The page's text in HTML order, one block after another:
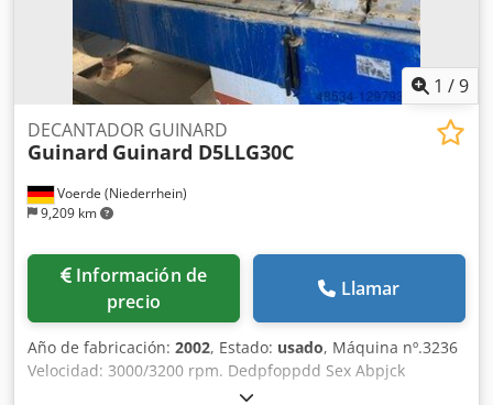
1 /9
Voerde (Niederrhein)
9,209 km
DECANTADOR GUINARD
Guinard Guinard D5LLG30C
Información de
precio
Llamar
Año de fabricación: 2002, Estado: usado, Máquina nº.3236
Velocidad: 3000/3200 rpm. Dedpfoppdd Sex Abpjck
Diámetro del tambor: 520 mm